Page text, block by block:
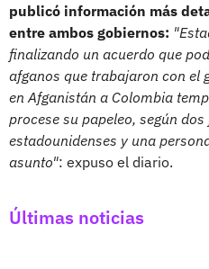
publicó información más
entre ambos gobiernos:
finalizando un acuerdo que
afganos que trabajaron con el
en Afganistán a Colombia
procese su papeleo, según
estadounidenses y una
asunto": expuso el diario.
Últimas noticias